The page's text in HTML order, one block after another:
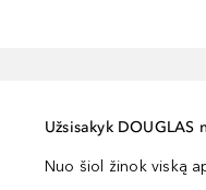
Užsisakyk DOUGLAS
Nuo šiol žinok viską